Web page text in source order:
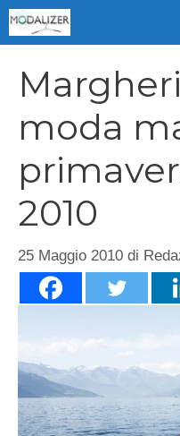
Vai
al
moda
2010
25 Maggio 2010 di